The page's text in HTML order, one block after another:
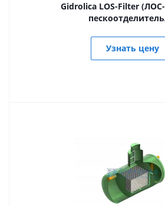
Gidrolica LOS-Filter
Узнать цену